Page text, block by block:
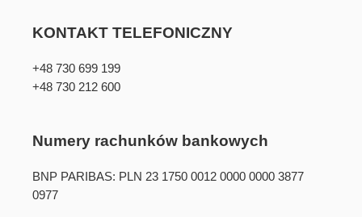
KONTAKT TELEFONICZNY
+48 730 699 199
+48 730 212 600
Numery rachunków bankowych
BNP PARIBAS: PLN 23 1750 0012 0000 0000 3877
0977